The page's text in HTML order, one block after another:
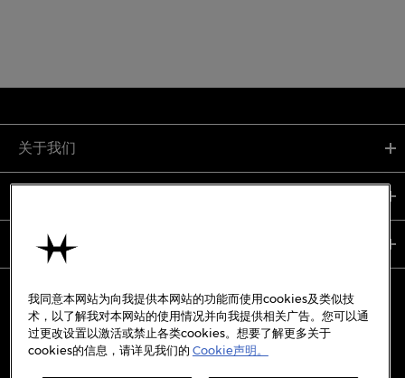
关于我们
使用条款
备案号:沪ICP备19045273号-7
我同意本网站为向我提供本网站的功能而使用cookies及类似技
术，以了解我对本网站的使用情况并向我提供相关广告。您可以通
过更改设置以激活或禁止各类cookies。想要了解更多关于
cookies的信息，请详见我们的 Cookie声明。